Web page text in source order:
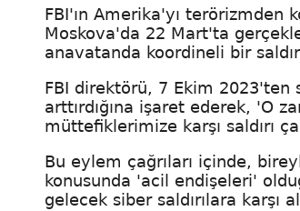
FBI'ın Amerika'yı terörizmden
Moskova'da 22 Mart'ta
anavatanda koordineli bir
FBI direktörü, 7 Ekim 2023'ten
arttırdığına işaret ederek, 'O
müttefiklerimize karşı saldırı
Bu eylem çağrıları içinde,
konusunda 'acil endişeleri'
gelecek siber saldırılara